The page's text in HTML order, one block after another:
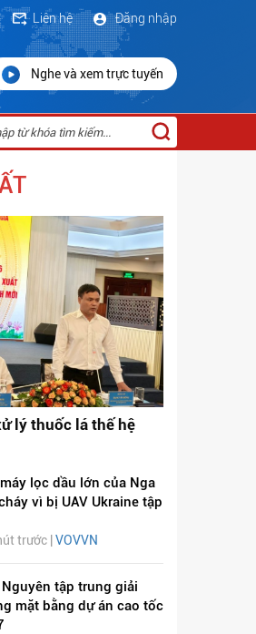
Đăng nhập
Liên hệ
Nghe và xem trực tuyến
lý thuốc lá thế hệ
lọc dầu lớn của Nga
vì bị UAV Ukraine tập
trước | VOVVN
tập trung giải
mặt bằng dự án cao tốc